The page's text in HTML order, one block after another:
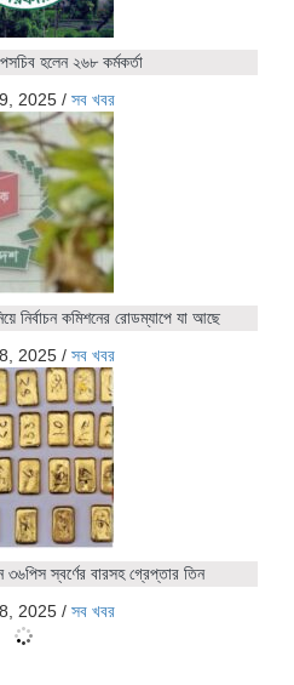
হলেন ২৬৮ কর্মকর্তা
2025 / সব খবর
নির্বাচন কমিশনের রোডম্যাপে যা আছে
2025 / সব খবর
স্বর্ণের বারসহ গ্রেপ্তার তিন
2025 / সব খবর